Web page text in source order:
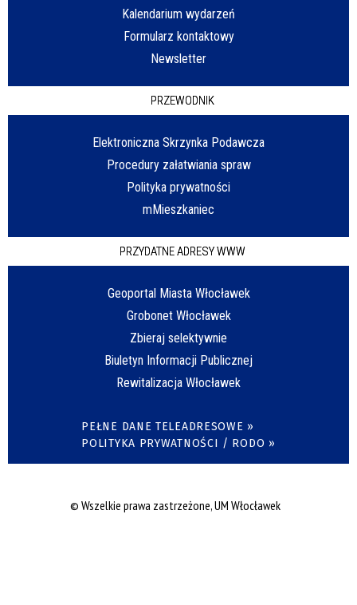
Kalendarium wydarzeń
Formularz kontaktowy
Newsletter
PRZEWODNIK
Elektroniczna Skrzynka Podawcza
Procedury załatwiania spraw
Polityka prywatności
mMieszkaniec
PRZYDATNE ADRESY WWW
Geoportal Miasta Włocławek
Grobonet Włocławek
Zbieraj selektywnie
Biuletyn Informacji Publicznej
Rewitalizacja Włocławek
PEŁNE DANE TELEADRESOWE »
POLITYKA PRYWATNOŚCI / RODO »
© Wszelkie prawa zastrzeżone, UM Włocławek